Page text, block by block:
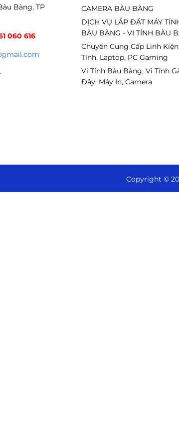
Bàng, TP
060 616
CAMERA BÀU BÀNG
DỊCH VỤ LẮP ĐẶT MÁY
BÀU BÀNG - VI TÍNH BÀU
Chuyên Cung Cấp Linh
Tính, Laptop, PC Gaming
Vi Tính Bàu Bàng, Vi Tính
Đây, Máy In, Camera
Copyright ©